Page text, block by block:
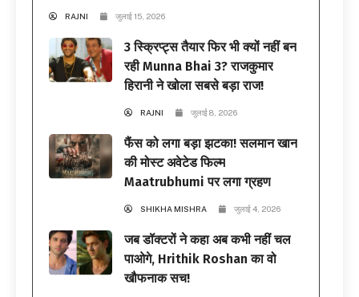
RAJNI जुलाई 15, 2026
3 स्क्रिप्ट्स तैयार फिर भी क्यों नहीं बन
रही Munna Bhai 3? राजकुमार
हिरानी ने खोला सबसे बड़ा राज!
RAJNI जुलाई 8, 2026
फैंस को लगा बड़ा झटका! सलमान खान
की मोस्ट अवेटेड फिल्म
Maatrubhumi पर लगा ग्रहण
SHIKHA MISHRA जुलाई 4, 2026
जब डॉक्टरों ने कहा अब कभी नहीं चल
पाओगे, Hrithik Roshan का वो
खौफनाक सच!